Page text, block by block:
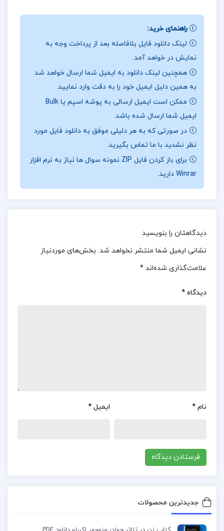
دانلود به ایمیل شما ارسال می‌گردد. بنابراین، لطفاً در
هنگام خرید، دقت کافی را در وارد کردن آدرس ایمیل
خود داشته باشید تا در دریافت فایل با مشکلی مواجه
نشوید.در ادامه، بخش‌هایی از متن این فایل آورده شده
است.
در بخشی از کتاب فرار از بعد زمان و مکان روح آسمانی
کتاب به بررسی مفاهیم بنیادی زمان و مکان می‌پردازد
و دیدگاه‌های جدیدی را در این زمینه مطرح
توجه دارد و به خواننده کمک می‌کند تا به درک بهتری از
خود و جهان پیرامونش برسد.
کتاب می‌تواند به بهبود و ارتقای زندگی معنوی و روانی
فلسفی و روان‌شناختی درباره زمان و مکان می‌پردازد.
راهکارهایی برای فراتر رفتن از محدودیت‌های زمانی و
مناسب است؟
راهنمای خرید:
لینک دانلود فایل بلافاصله بعد از پرداخت وجه به
نمایش در خواهد آمد.
همچنین لینک دانلود به ایمیل شما ارسال خواهد شد
به همین دلیل ایمیل خود را به دقت وارد نمایید.
ممکن است ایمیل ارسالی به پوشه اسپم یا Bulk
ایمیل شما ارسال شده باشد.
در صورتی که به هر دلیلی موفق به دانلود فایل مورد
نظر نشدید با ما تماس بگیرید.
برای باز کردن فایل ZIP نمونه سوال ها نیاز به نرم افزار
Winrar دارید.
دیدگاهتان را بنویسید
نشانی ایمیل شما منتشر نخواهد شد. بخش‌های موردنیاز
علامت‌گذاری شده‌اند *
دیدگاه *
نام * ایمیل *
جدیدترین محصولات